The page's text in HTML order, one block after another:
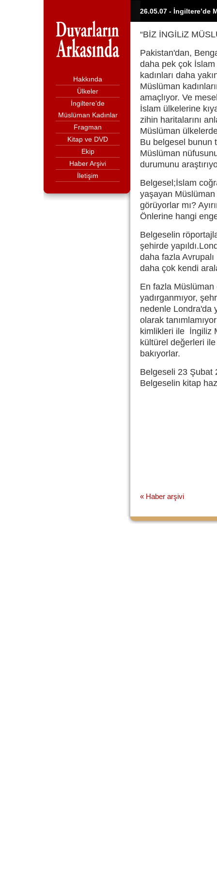
Hakkında
Ülkeler
İngiltere’de
Müslüman Kadınlar
Fragman
Kitap ve DVD
Ekip
Haber Arşivi
İletişim
26.05.07 - İngiltere’de
“BİZ İNGİLiZ
Pakistan'dan,
daha pek çok
kadınları daha
Müslüman
amaçlıyor. Ve
İslam ülkelerine
zihin haritalarını
Müslüman
Bu belgesel bunun
Müslüman
durumunu
Belgesel;İslam
yaşayan Müslüman
görüyorlar mı?
Önlerine hangi
Belgeselin
şehirde
daha fazla
daha çok kendi
En fazla Müslüman
yadırganmıyor,
nedenle Londra'da
olarak
kimlikleri ile İngiliz
kültürel değerleri ile
bakıyorlar.
Belgeseli 23 Şubat
Belgeselin kitap
« Haber arşivi